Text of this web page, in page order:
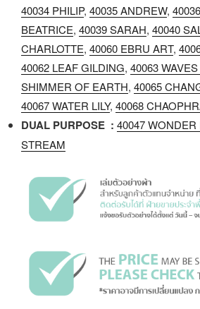
40034 PHILIP, 40035 ANDREW,
BEATRICE, 40039 SARAH, 40040
CHARLOTTE, 40060 EBRU ART,
40062 LEAF GILDING, 40063
SHIMMER OF EARTH, 40065
40067 WATER LILY, 40068
DUAL PURPOSE : 40047 WONDER
STREAM